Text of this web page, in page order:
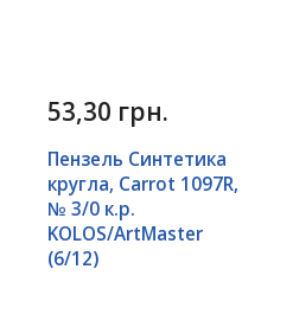
53,30 грн.
Пензель Синтетика
кругла, Carrot 1097R,
№ 3/0 к.р.
KOLOS/ArtMaster
(6/12)